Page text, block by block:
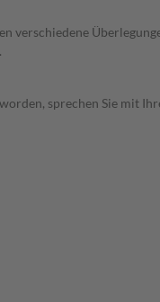
verschiedene
sprechen Sie mit